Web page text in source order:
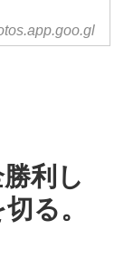
to view!
利し
る。